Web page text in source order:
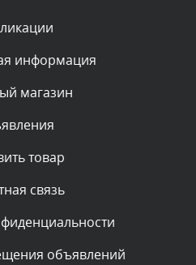
виден после проверки
виден после проверки
информация
магазин
товар
связь
объявлений